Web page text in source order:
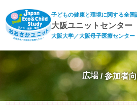
子どもの健康と環境に関する全国
大阪ユニットセンター
大阪大学／大阪母子医療センター
広場